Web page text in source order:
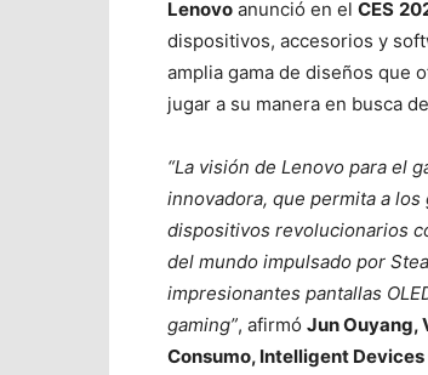
Lenovo anunció en el CES
dispositivos, accesorios y
amplia gama de diseños que
jugar a su manera en busca
“La visión de Lenovo para el
innovadora, que permita a
dispositivos revolucionarios
del mundo impulsado por
impresionantes pantallas
gaming”, afirmó Jun Ouyang,
Consumo, Intelligent Devices